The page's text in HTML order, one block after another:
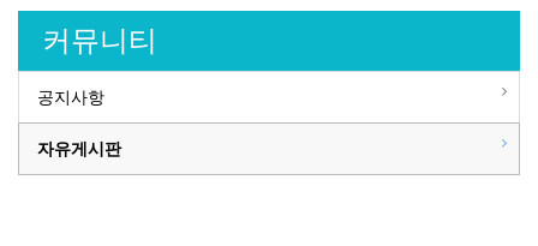
커뮤니티
공지사항
자유게시판